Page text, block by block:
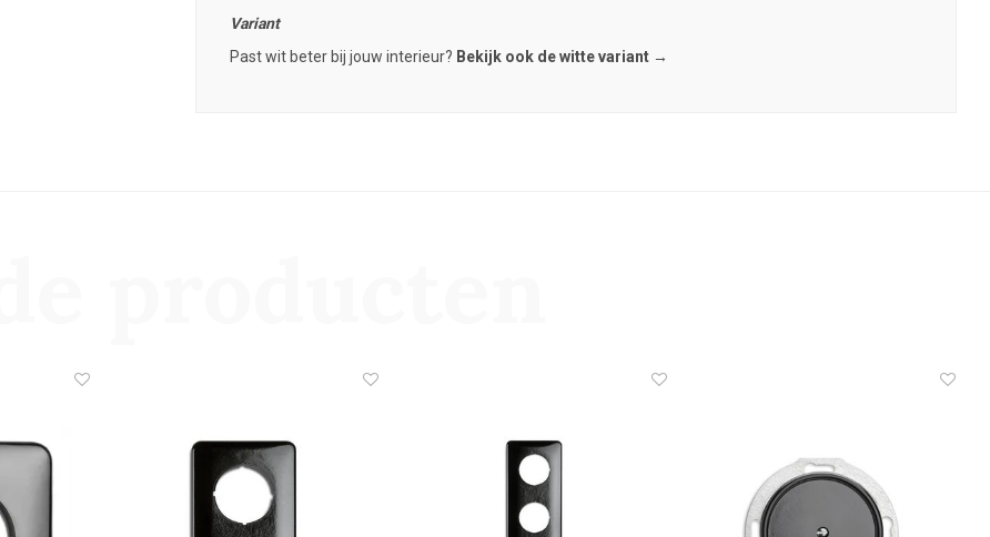
Variant
Past wit beter bij jouw interieur? Bekijk ook de witte variant →
producten